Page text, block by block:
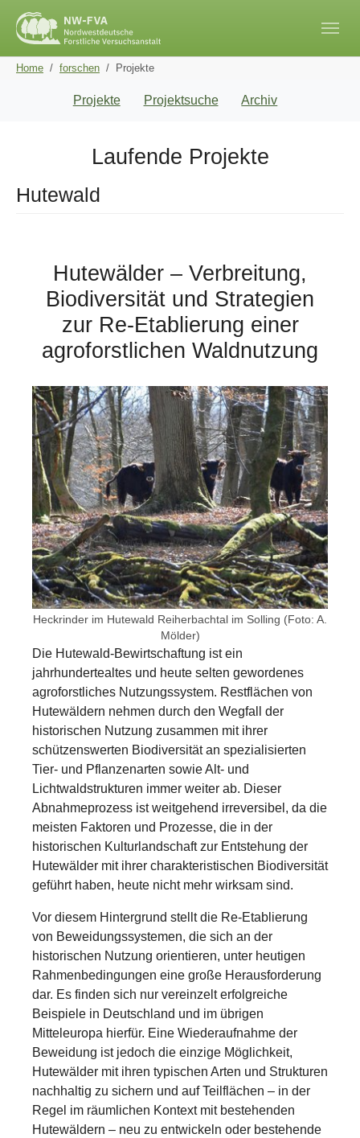
You are here:
Home forschen Projekte
Projekte Projektsuche Archiv
Laufende Projekte
Hutewald
Hutewälder – Verbreitung,
Biodiversität und Strategien
zur Re-Etablierung einer
agroforstlichen Waldnutzung
Show larger version for:
Heckrinder im Hutewald Reiherbachtal im Solling (Foto: A.
Mölder)
Die Hutewald-Bewirtschaftung ist ein
jahrhundertealtes und heute selten gewordenes
agroforstliches Nutzungssystem. Restflächen von
Hutewäldern nehmen durch den Wegfall der
historischen Nutzung zusammen mit ihrer
schützenswerten Biodiversität an spezialisierten
Tier- und Pflanzenarten sowie Alt- und
Lichtwaldstrukturen immer weiter ab. Dieser
Abnahmeprozess ist weitgehend irreversibel, da die
meisten Faktoren und Prozesse, die in der
historischen Kulturlandschaft zur Entstehung der
Hutewälder mit ihrer charakteristischen Biodiversität
geführt haben, heute nicht mehr wirksam sind.
Vor diesem Hintergrund stellt die Re-Etablierung
von Beweidungssystemen, die sich an der
historischen Nutzung orientieren, unter heutigen
Rahmenbedingungen eine große Herausforderung
dar. Es finden sich nur vereinzelt erfolgreiche
Beispiele in Deutschland und im übrigen
Mitteleuropa hierfür. Eine Wiederaufnahme der
Beweidung ist jedoch die einzige Möglichkeit,
Hutewälder mit ihren typischen Arten und Strukturen
nachhaltig zu sichern und auf Teilflächen – in der
Regel im räumlichen Kontext mit bestehenden
Hutewäldern – neu zu entwickeln oder bestehende